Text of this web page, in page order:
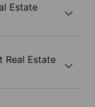
Estate
Real Estate